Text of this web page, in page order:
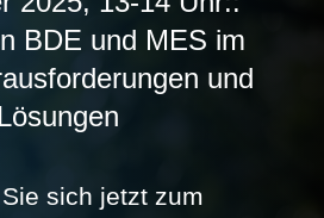
BDE und MES im
und
Lösungen
sich jetzt zum